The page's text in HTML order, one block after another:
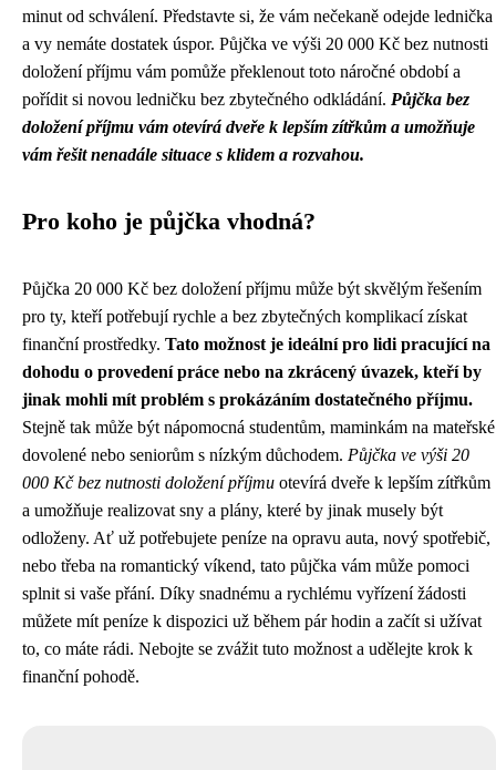
minut od schválení. Představte si, že vám nečekaně odejde lednička
a vy nemáte dostatek úspor. Půjčka ve výši 20 000 Kč bez nutnosti
doložení příjmu vám pomůže překlenout toto náročné období a
pořídit si novou ledničku bez zbytečného odkládání. Půjčka bez
doložení příjmu vám otevírá dveře k lepším zítřkům a umožňuje
vám řešit nenadále situace s klidem a rozvahou.
Pro koho je půjčka vhodná?
Půjčka 20 000 Kč bez doložení příjmu může být skvělým řešením
pro ty, kteří potřebují rychle a bez zbytečných komplikací získat
finanční prostředky. Tato možnost je ideální pro lidi pracující na
dohodu o provedení práce nebo na zkrácený úvazek, kteří by
jinak mohli mít problém s prokázáním dostatečného příjmu.
Stejně tak může být nápomocná studentům, maminkám na mateřské
dovolené nebo seniorům s nízkým důchodem. Půjčka ve výši 20
000 Kč bez nutnosti doložení příjmu otevírá dveře k lepším zítřkům
a umožňuje realizovat sny a plány, které by jinak musely být
odloženy. Ať už potřebujete peníze na opravu auta, nový spotřebič,
nebo třeba na romantický víkend, tato půjčka vám může pomoci
splnit si vaše přání. Díky snadnému a rychlému vyřízení žádosti
můžete mít peníze k dispozici už během pár hodin a začít si užívat
to, co máte rádi. Nebojte se zvážit tuto možnost a udělejte krok k
finanční pohodě.